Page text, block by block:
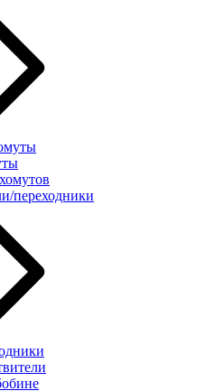
переходники